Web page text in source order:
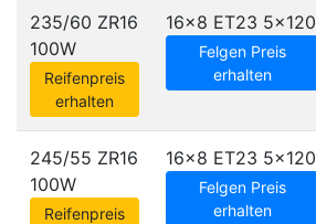
235/60 ZR16
100W
Reifenpreis
erhalten
16x8 ET23 5x120
Felgen Preis
erhalten
245/55 ZR16
100W
Reifenpreis
16x8 ET23 5x120
Felgen Preis
erhalten